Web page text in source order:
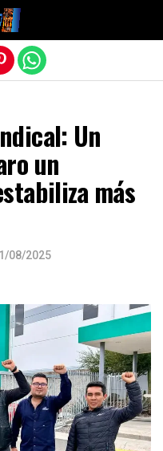
Un
un
más
08/2025
móvil